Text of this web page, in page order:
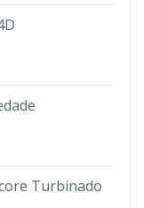
Turbinado